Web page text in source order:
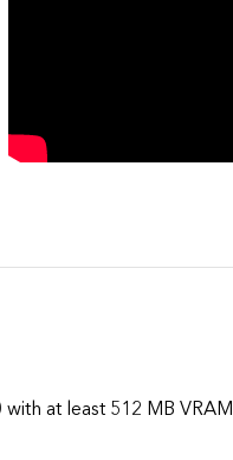
at least 512 MB VRAM